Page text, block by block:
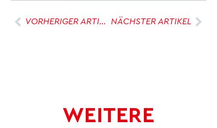
VORHERIGER ARTIKEL NÄCHSTER ARTIKEL
WEITERE